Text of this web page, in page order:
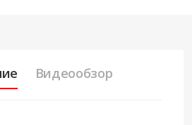
Видеообзор